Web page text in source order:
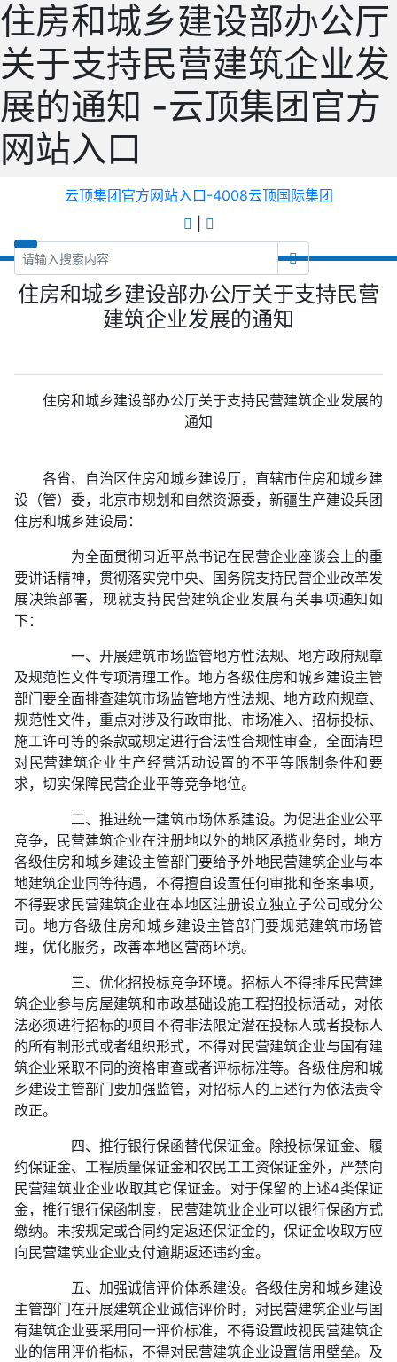
住房和城乡建设部办公厅
关于支持民营建筑企业发
展的通知 -云顶集团官方
网站入口
云顶集团官方网站入口-4008云顶国际集团
住房和城乡建设部办公厅关于支持民营
建筑企业发展的通知
住房和城乡建设部办公厅关于支持民营建筑企业发展的
通知
各省、自治区住房和城乡建设厅，直辖市住房和城乡建
设（管）委，北京市规划和自然资源委，新疆生产建设兵团
住房和城乡建设局：
为全面贯彻习近平总书记在民营企业座谈会上的重
要讲话精神，贯彻落实党中央、国务院支持民营企业改革发
展决策部署，现就支持民营建筑企业发展有关事项通知如
下：
一、开展建筑市场监管地方性法规、地方政府规章
及规范性文件专项清理工作。地方各级住房和城乡建设主管
部门要全面排查建筑市场监管地方性法规、地方政府规章、
规范性文件，重点对涉及行政审批、市场准入、招标投标、
施工许可等的条款或规定进行合法性合规性审查，全面清理
对民营建筑企业生产经营活动设置的不平等限制条件和要
求，切实保障民营企业平等竞争地位。
二、推进统一建筑市场体系建设。为促进企业公平
竞争，民营建筑企业在注册地以外的地区承揽业务时，地方
各级住房和城乡建设主管部门要给予外地民营建筑企业与本
地建筑企业同等待遇，不得擅自设置任何审批和备案事项，
不得要求民营建筑企业在本地区注册设立独立子公司或分公
司。地方各级住房和城乡建设主管部门要规范建筑市场管
理，优化服务，改善本地区营商环境。
三、优化招投标竞争环境。招标人不得排斥民营建
筑企业参与房屋建筑和市政基础设施工程招投标活动，对依
法必须进行招标的项目不得非法限定潜在投标人或者投标人
的所有制形式或者组织形式，不得对民营建筑企业与国有建
筑企业采取不同的资格审查或者评标标准等。各级住房和城
乡建设主管部门要加强监管，对招标人的上述行为依法责令
改正。
四、推行银行保函替代保证金。除投标保证金、履
约保证金、工程质量保证金和农民工工资保证金外，严禁向
民营建筑业企业收取其它保证金。对于保留的上述4类保证
金，推行银行保函制度，民营建筑业企业可以银行保函方式
缴纳。未按规定或合同约定返还保证金的，保证金收取方应
向民营建筑业企业支付逾期返还违约金。
五、加强诚信评价体系建设。各级住房和城乡建设
主管部门在开展建筑企业诚信评价时，对民营建筑企业与国
有建筑企业要采用同一评价标准，不得设置歧视民营建筑企
业的信用评价指标，不得对民营建筑企业设置信用壁垒。及